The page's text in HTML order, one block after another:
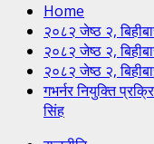
Home
२०८२ जेष्ठ २,
२०८२ जेष्ठ २,
२०८२ जेष्ठ २,
गभर्नर नियुक्ति
सिंह